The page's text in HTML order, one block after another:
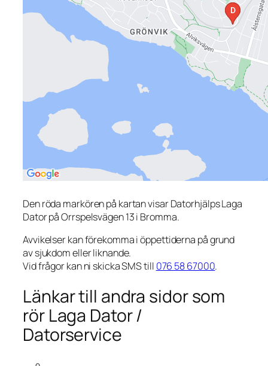
Den röda markören på kartan visar Datorhjälps Laga
Dator på Orrspelsvägen 13 i Bromma.
Avvikelser kan förekomma i öppettiderna på grund
av sjukdom eller liknande.
Vid frågor kan ni skicka SMS till 076 58 67000.
Länkar till andra sidor som
rör Laga Dator /
Datorservice